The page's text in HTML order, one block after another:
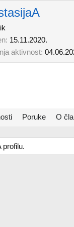
15.11.2020.
aktivnost
Poruke O
profilu.